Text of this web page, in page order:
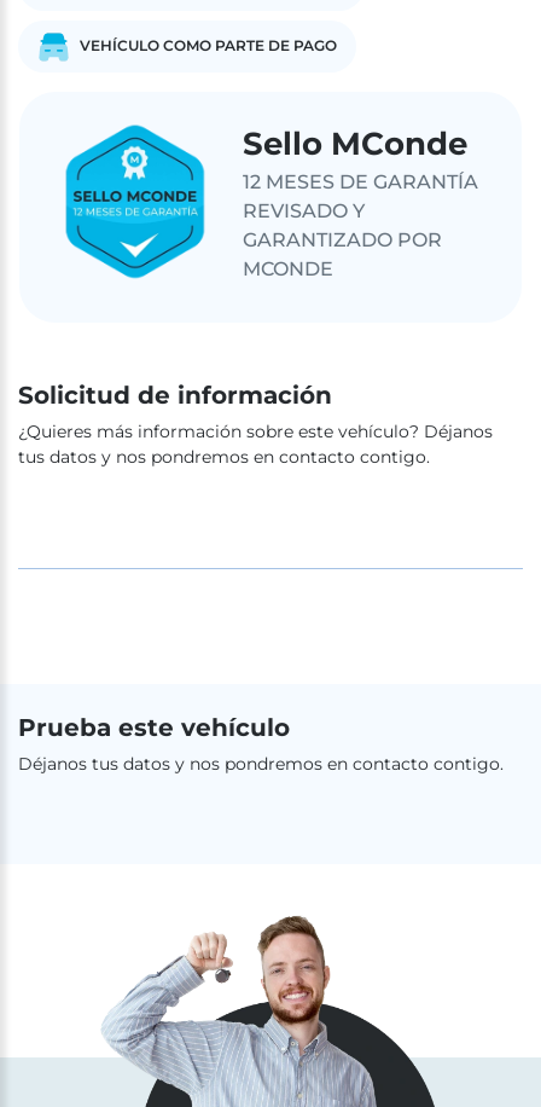
VEHÍCULO COMO PARTE DE PAGO
Sello MConde
12 MESES DE GARANTÍA
REVISADO Y
GARANTIZADO POR
MCONDE
Solicitud de información
¿Quieres más información sobre este vehículo? Déjanos
tus datos y nos pondremos en contacto contigo.
Prueba este vehículo
Déjanos tus datos y nos pondremos en contacto contigo.